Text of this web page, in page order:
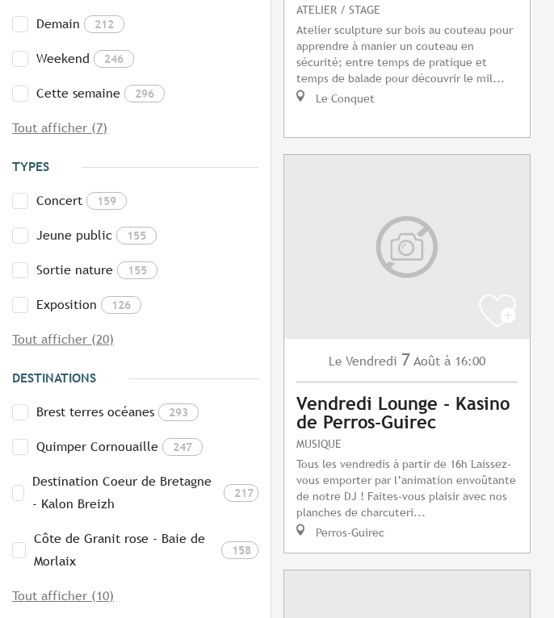
Demain 212
Weekend 246
Cette semaine 296
Tout afficher (7)
TYPES
Concert 159
Jeune public 155
Sortie nature 155
Exposition 126
Tout afficher (20)
DESTINATIONS
Brest terres océanes 293
Quimper Cornouaille 247
Destination Coeur de Bretagne
- Kalon Breizh
217
Côte de Granit rose - Baie de
Morlaix
158
Tout afficher (10)
ATELIER / STAGE
Atelier sculpture sur bois au couteau pour
apprendre à manier un couteau en
sécurité; entre temps de pratique et
temps de balade pour découvrir le mil...
Le Conquet
Le Vendredi 7 Août à 16:00
Vendredi Lounge - Kasino
de Perros-Guirec
MUSIQUE
Tous les vendredis à partir de 16h Laissez-
vous emporter par l’animation envoûtante
de notre DJ ! Faites-vous plaisir avec nos
planches de charcuteri...
Perros-Guirec